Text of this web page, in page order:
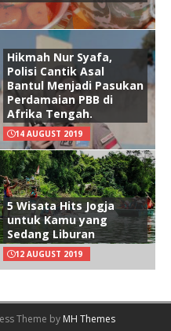
Hikmah Nur Syafa,
Polisi Cantik Asal
Bantul Menjadi Pasukan
Perdamaian PBB di
Afrika Tengah.
14 AUGUST 2019
5 Wisata Hits Jogja
untuk Kamu yang
Sedang Liburan
12 AUGUST 2019
Theme by MH Themes